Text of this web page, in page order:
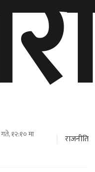
१२:१० मा
राजनीति